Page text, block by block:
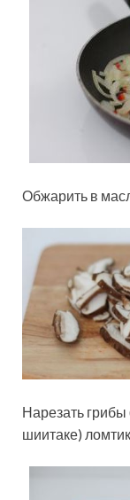
Обжарить в
Нарезать
шиитаке)